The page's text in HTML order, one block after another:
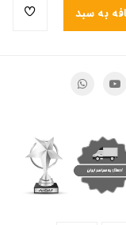
به سبد